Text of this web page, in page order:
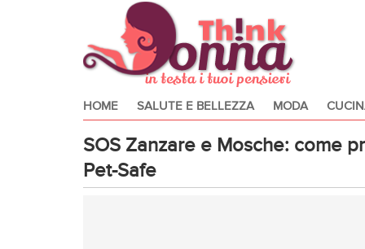
HOME SALUTE E BELLEZZA MODA
SOS Zanzare e Mosche: come
Pet-Safe